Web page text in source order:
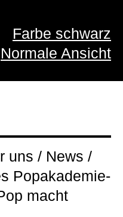
Farbe schwarz
Normale Ansicht
uns / News /
Popakademie-
macht